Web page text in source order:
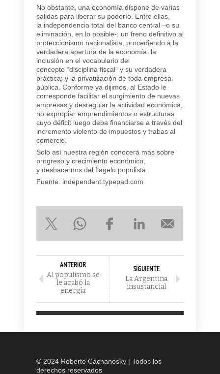
No obstante, una economía dispone de varias
salidas para liberar su poderío. Entre ellas,
la independencia total del banco central –o su
eliminación, en lo posible-; un freno definitivo al
proteccionismo nacionalista, procediendo a la
verdadera apertura de la economía; la
inclusión en el vocabulario del
concepto “disciplina fiscal” y su verdadera
práctica; y la privatización de toda empresa
pública. Conforme ya dijimos, al Estado le
corresponde facilitar el surgimiento de nuevas
empresas y desregular la actividad económica,
no expropiar emprendimientos o estructuras
cuyo déficit luego deba financiarse a través del
incremento violento de impuestos y trabas al
comercio.
Solo así nuestra región conocerá más sobre
progreso y crecimiento económico,
y deshacernos del flagelo populista.
Fuente: independent.typepad.com
ANTERIOR
Al populismo se
le acabó la
energía
SIGUIENTE
La Argentina
insustancial
© 2024 Roberto Cachanosky | Todos los
derechos reservados